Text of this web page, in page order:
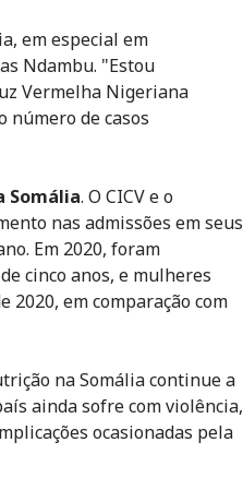
em especial em
Ndambu. "Estou
Vermelha Nigeriana
número de casos
Somália. O CICV e o
nas admissões em seus
Em 2020, foram
cinco anos, e mulheres
2020, em comparação com
na Somália continue a
ainda sofre com violência,
ocasionadas pela